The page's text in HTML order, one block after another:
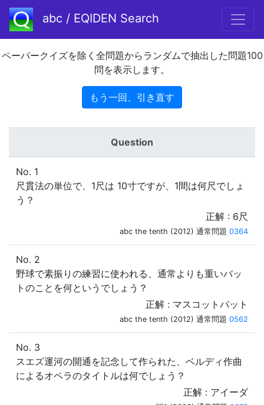
abc / EQIDEN Search
ペーパークイズを除く全問題からランダムで抽出した問題100
問を表示します。
もう一回、引き直す
Question
No. 1
尺貫法の単位で、1尺は 10寸ですが、1間は何尺でしょ
う？
正解 : 6尺
abc the tenth (2012) 通常問題 0364
No. 2
野球で素振りの練習に使われる、通常よりも重いバッ
トのことを何というでしょう？
正解 : マスコットバット
abc the tenth (2012) 通常問題 0562
No. 3
スエズ運河の開通を記念して作られた、ベルディ作曲
によるオペラのタイトルは何でしょう？
正解 : アイーダ